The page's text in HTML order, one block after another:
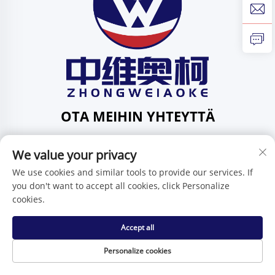
OTA MEIHIN YHTEYTTÄ
Add: 201, Huafeng-katu 1, Pingdi-yhteisö, Pingdi-piiri,
Shenzhen, Guangdong, Kiina
Puh:+86-15986647296
Sähköposti:[email protected]
Tekijänoikeus © Shenzhen Zhongweiaoke Technology Co.,
Ltd. -
Tietosuojakäytäntö
We value your privacy
We use cookies and similar tools to provide our services. If
you don't want to accept all cookies, click Personalize
cookies.
Personalize cookies
Accept all